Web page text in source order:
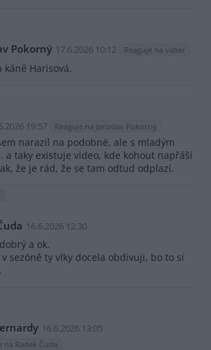
Pokorný 17.6.2026 10:12 Reaguje na vaber
káně Harisová.
19:57 Reaguje na Jaroslav Pokorný
narazil na podobné, ale s mladým
a taky existuje video, kde kohout napřáší
že je rád, že se tam odtud odplazí.
16.6.2026 12:30
a ok.
v sezóně ty vlky docela obdivuji, bo to si
16.6.2026 13:05
na Radek Čuda